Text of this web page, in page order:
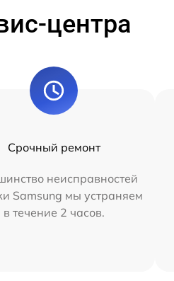
центра
Срочный ремонт
неисправностей
Samsung мы устраняем
в течение 2 часов.